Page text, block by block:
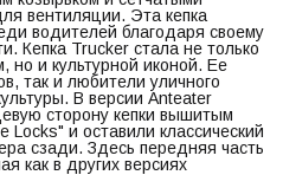
вентиляции. Эта кепка
водителей благодаря своему
Кепка Trucker стала не только
но и культурной иконой. Ее
так и любители уличного
В версии Anteater
сторону кепки вышитым
Locks" и оставили классический
сзади. Здесь передняя часть
как в других версиях